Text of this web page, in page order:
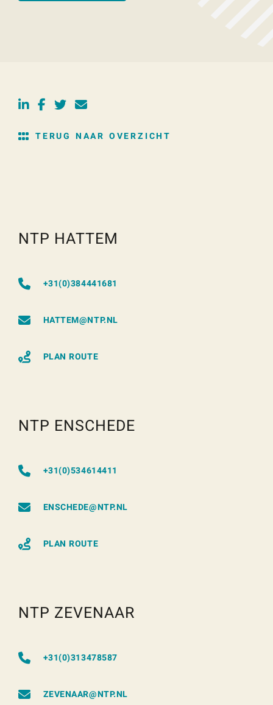
TERUG NAAR OVERZICHT
NTP HATTEM
+31(0)384441681
HATTEM@NTP.NL
PLAN ROUTE
NTP ENSCHEDE
+31(0)534614411
ENSCHEDE@NTP.NL
PLAN ROUTE
NTP ZEVENAAR
+31(0)313478587
ZEVENAAR@NTP.NL